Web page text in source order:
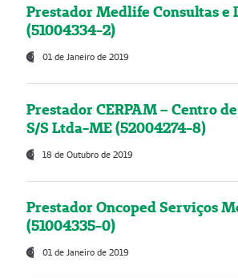
Prestador Medlife Consultas e
(51004334-2)
01 de Janeiro de 2019
Prestador CERPAM – Centro
S/S Ltda-ME (52004274-8)
18 de Outubro de 2019
Prestador Oncoped Serviços
(51004335-0)
01 de Janeiro de 2019